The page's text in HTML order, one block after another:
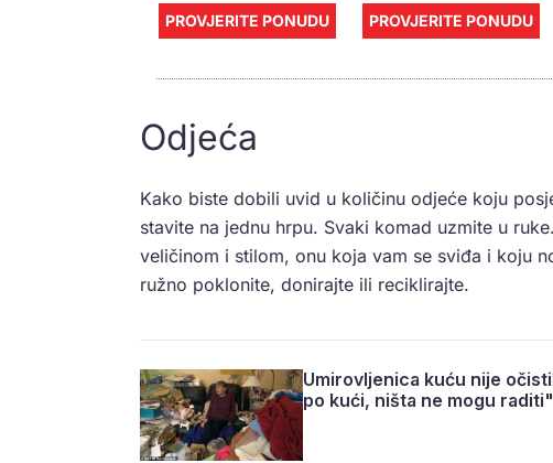
PROVJERITE PONUDU PROVJERITE PONUDU
Odjeća
Kako biste dobili uvid u količinu odjeće koju
stavite na jednu hrpu. Svaki komad uzmite u
veličinom i stilom, onu koja vam se sviđa i koju
ružno poklonite, donirajte ili reciklirajte.
Umirovljenica kuću nije
po kući, ništa ne mogu raditi"